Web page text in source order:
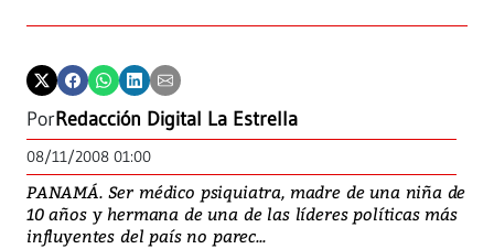
PorRedacción Digital La Estrella
08/11/2008 01:00
PANAMÁ. Ser médico psiquiatra, madre de una niña de
10 años y hermana de una de las líderes políticas más
influyentes del país no parec...